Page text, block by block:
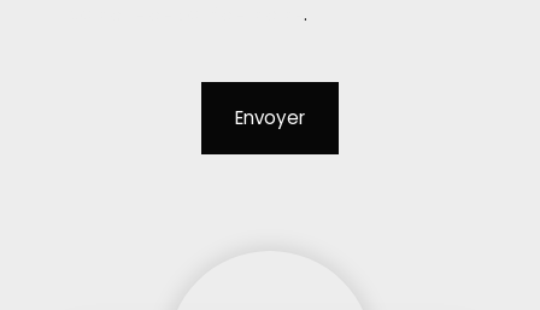
.
Envoyer